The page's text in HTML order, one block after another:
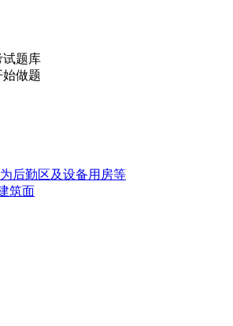
做题
后勤区及设备用房等
筑面